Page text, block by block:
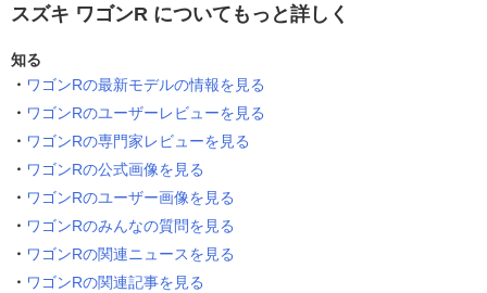
スズキ ワゴンR についてもっと詳しく
知る
ワゴンRの最新モデルの情報を見る
ワゴンRのユーザーレビューを見る
ワゴンRの専門家レビューを見る
ワゴンRの公式画像を見る
ワゴンRのユーザー画像を見る
ワゴンRのみんなの質問を見る
ワゴンRの関連ニュースを見る
ワゴンRの関連記事を見る